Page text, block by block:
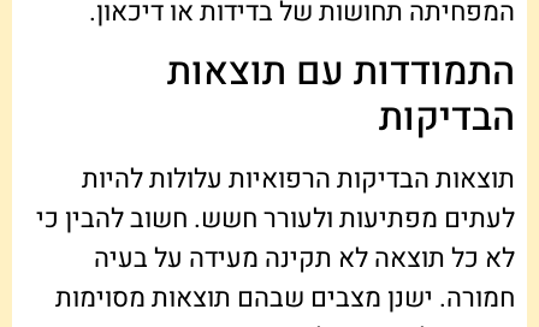
המפחיתה תחושות של בדידות או דיכאון.
התמודדות עם תוצאות
הבדיקות
תוצאות הבדיקות הרפואיות עלולות להיות
לעתים מפתיעות ולעורר חשש. חשוב להבין כי
לא כל תוצאה לא תקינה מעידה על בעיה
חמורה. ישנן מצבים שבהם תוצאות מסוימות